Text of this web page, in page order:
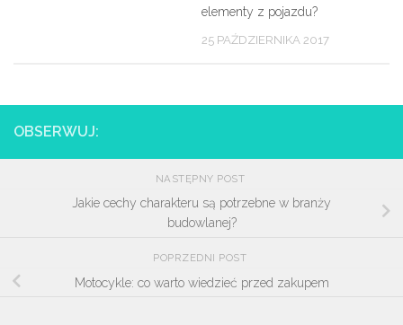
elementy z pojazdu?
25 PAŹDZIERNIKA 2017
OBSERWUJ:
NASTĘPNY POST
Jakie cechy charakteru są potrzebne w branży
budowlanej?
POPRZEDNI POST
Motocykle: co warto wiedzieć przed zakupem